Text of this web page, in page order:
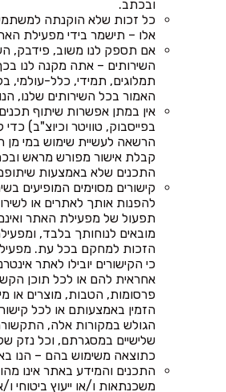
ובכתב.
כל זכות שלא הוקנתה
אלו – תישמר בידי מפעילת
אם תספק לנו משוב, פידבק,
השירותים – אתה מקנה לנו
תמלוגים, תמידי, כלל-עולמי,
האמור בכל השירותים שלנו,
אין במתן אפשרות שיתוף
בפייסבוק, טוויטר וכיוצ"ב)
הרשאה לעשיית שימוש במי מן
קבלת אישור מפורש מראש
התכנים שלא באמצעות
קישורים מסוימים המופיעים
להפנות אותך לאתרים או
תפעול של מפעילת האתר
מובאים לנוחותך בלבד,
הזכות למחקם בכל עת.
כי הקישורים יובילו לאתר
אחראית להם או לכל תוכן
פרסומות, הטבות, מוצרים או
הזמין באמצעותם או לכל
הגולש במקורות אלה,
שלישיים במסגרתם, וכל נזק
כתוצאה משימוש בהם – הנו
התכנים והמידע באתר אינו
משכנתאות ו/או ייעוץ ביטוחי ו/